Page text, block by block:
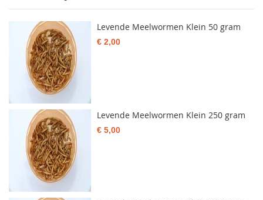
Levende Meelwormen Klein 50 gram
€ 2,00
Levende Meelwormen Klein 250 gram
€ 5,00